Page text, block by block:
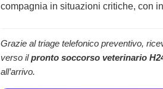
compagnia in situazioni critiche, con
Grazie al triage telefonico preventivo,
verso ilpronto soccorso veterinario
all’arrivo.